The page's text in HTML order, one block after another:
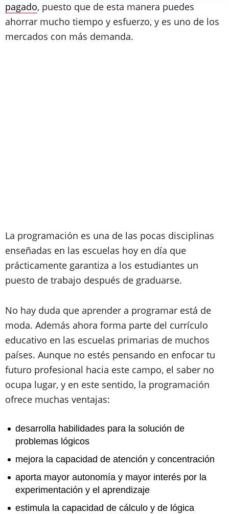
pagado, puesto que de esta manera puedes
ahorrar mucho tiempo y esfuerzo, y es uno de los
mercados con más demanda.
La programación es una de las pocas disciplinas
enseñadas en las escuelas hoy en día que
prácticamente garantiza a los estudiantes un
puesto de trabajo después de graduarse.
No hay duda que aprender a programar está de
moda. Además ahora forma parte del currículo
educativo en las escuelas primarias de muchos
países. Aunque no estés pensando en enfocar tu
futuro profesional hacia este campo, el saber no
ocupa lugar, y en este sentido, la programación
ofrece muchas ventajas:
desarrolla habilidades para la solución de
problemas lógicos
mejora la capacidad de atención y concentración
aporta mayor autonomía y mayor interés por la
experimentación y el aprendizaje
estimula la capacidad de cálculo y de lógica